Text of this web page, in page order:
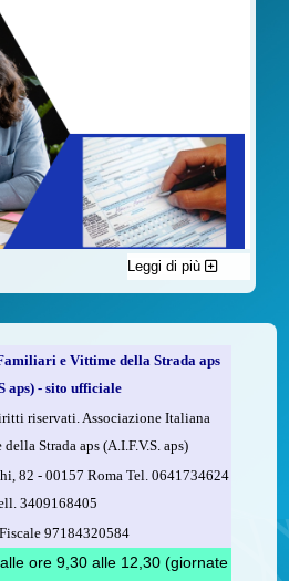
attività dell’A.I.F.V.S. a favore
dare giustizia ai superstiti ed ai
devolvere il 5 per mille della
del modello 730.
come “Sostegno delle
utilità sociale, delle associazioni
fiscale dell’A.I.F.V.S.:
Leggi di più
e Vittime della Strada aps
aps) - sito ufficiale
riservati. Associazione Italiana
Strada aps (A.I.F.V.S. aps)
82 - 00157 Roma Tel. 0641734624
3409168405
97184320584
ore 9,30 alle 12,30 (giornate